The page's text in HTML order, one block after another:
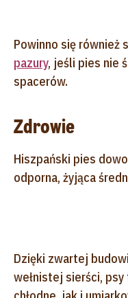
Powinno się również
pazury, jeśli pies nie
spacerów.
Zdrowie
Hiszpański pies
odporna, żyjąca
Dzięki zwartej
wełnistej sierści,